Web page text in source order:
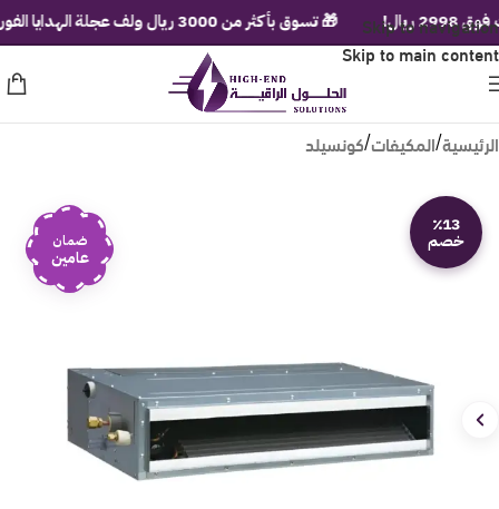
Skip to navigation
Skip to main content
الرئيسية/المكيفات/كونسيلد
٪13
خصم ضمان
عامين
🎁 تسوق بأكثر من 3000 ريال ولف عجلة الهدايا الفورية!